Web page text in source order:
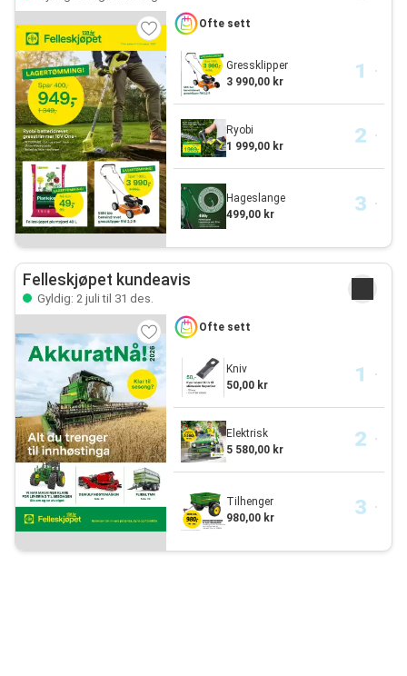
Ofte sett
Gressklipper
3 990,00 kr
Ryobi
1 999,00 kr
Hageslange
499,00 kr
Felleskjøpet kundeavis
Gyldig: 2 juli til 31 des.
Ofte sett
Kniv
50,00 kr
Elektrisk
5 580,00 kr
Tilhenger
980,00 kr